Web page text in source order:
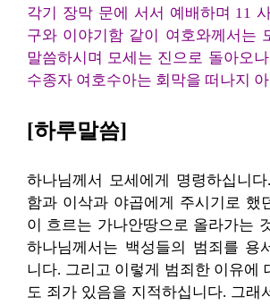
각기 장막 문에 서서 예배하며 11
구와 이야기함 같이 여호와께서는
말씀하시며 모세는 진으로 돌아오
수종자 여호수아는 회막을 떠나지
[하루말씀]
하나님께서 모세에게 명령하십니
함과 이삭과 야곱에게 주시기로 했
이 흐르는 가나안땅으로 올라가는
하나님께서는 백성들의 범죄를 용
니다. 그리고 이렇게 범죄한 이유에
도 죄가 있음을 지적하십니다. 그래